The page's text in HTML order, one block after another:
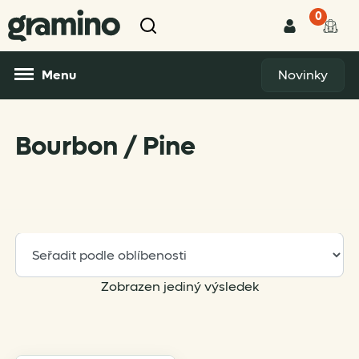
0
Menu Novinky
Bourbon / Pine
Zobrazen jediný výsledek